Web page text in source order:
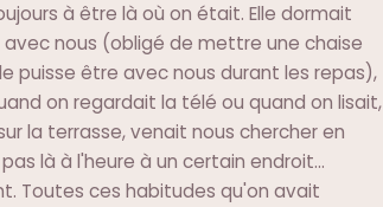
à être là où on était. Elle dormait
nous (obligé de mettre une chaise
puisse être avec nous durant les repas),
on regardait la télé ou quand on lisait,
la terrasse, venait nous chercher en
là à l'heure à un certain endroit...
Toutes ces habitudes qu'on avait